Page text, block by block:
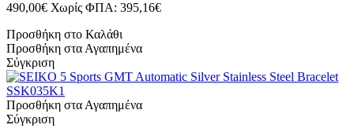
490,00€ Χωρίς ΦΠΑ: 395,16€
Προσθήκη στο Καλάθι
Προσθήκη στα Αγαπημένα
Σύγκριση
Προσθήκη στα Αγαπημένα
Σύγκριση